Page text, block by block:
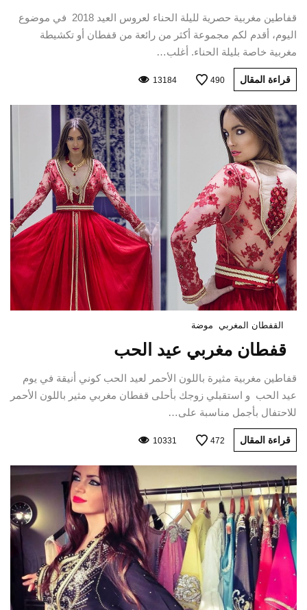
قفاطين مغربية حصرية لليلة الحناء لعروس العيد 2018 في موضوع
اليوم، أقدم لكم مجموعة أكثر من رائعة من قفطان أو تكشيطة
مغربية خاصة بليلة الحناء. أغلب…
قراءة المقال 490
13184
القفطان المغربي موضة
قفطان مغربي عيد الحب
قفاطين مغربية مثيرة باللون الأحمر لعيد الحب كوني أنيقة في يوم
عيد الحب و استقبلي زوجك بأحلى قفطان مغربي مثير باللون الأحمر
للاحتفال بأجمل مناسبة على…
قراءة المقال 472
10331